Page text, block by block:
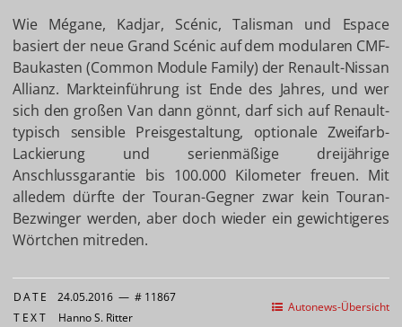
Wie Mégane, Kadjar, Scénic, Talisman und Espace
basiert der neue Grand Scénic auf dem modularen CMF-
Baukasten (Common Module Family) der Renault-Nissan
Allianz. Markteinführung ist Ende des Jahres, und wer
sich den großen Van dann gönnt, darf sich auf Renault-
typisch sensible Preisgestaltung, optionale Zweifarb-
Lackierung und serienmäßige dreijährige
Anschlussgarantie bis 100.000 Kilometer freuen. Mit
alledem dürfte der Touran-Gegner zwar kein Touran-
Bezwinger werden, aber doch wieder ein gewichtigeres
Wörtchen mitreden.
Autonews-Übersicht
DATE 24.05.2016 — # 11867
TEXT Hanno S. Ritter